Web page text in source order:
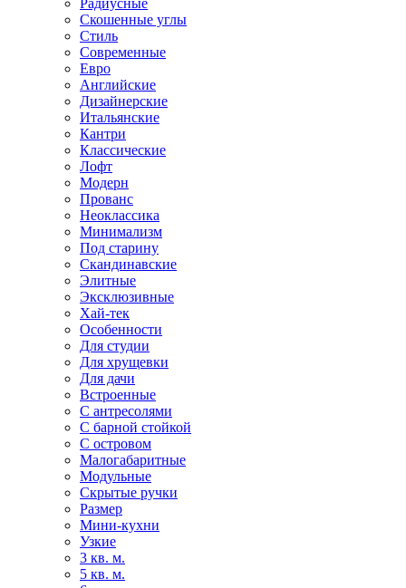
Радиусные
Скошенные углы
Стиль
Современные
Евро
Английские
Дизайнерские
Итальянские
Кантри
Классические
Лофт
Модерн
Прованс
Неоклассика
Минимализм
Под старину
Скандинавские
Элитные
Эксклюзивные
Хай-тек
Особенности
Для студии
Для хрущевки
Для дачи
Встроенные
С антресолями
С барной стойкой
С островом
Малогабаритные
Модульные
Скрытые ручки
Размер
Мини-кухни
Узкие
3 кв. м.
5 кв. м.